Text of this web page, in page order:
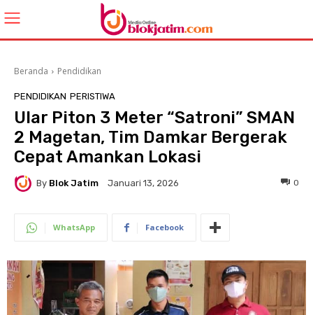
Beranda Pendidikan
PENDIDIKAN PERISTIWA
Ular Piton 3 Meter “Satroni” SMAN
2 Magetan, Tim Damkar Bergerak
Cepat Amankan Lokasi
By Blok Jatim Januari 13, 2026 0
WhatsApp Facebook